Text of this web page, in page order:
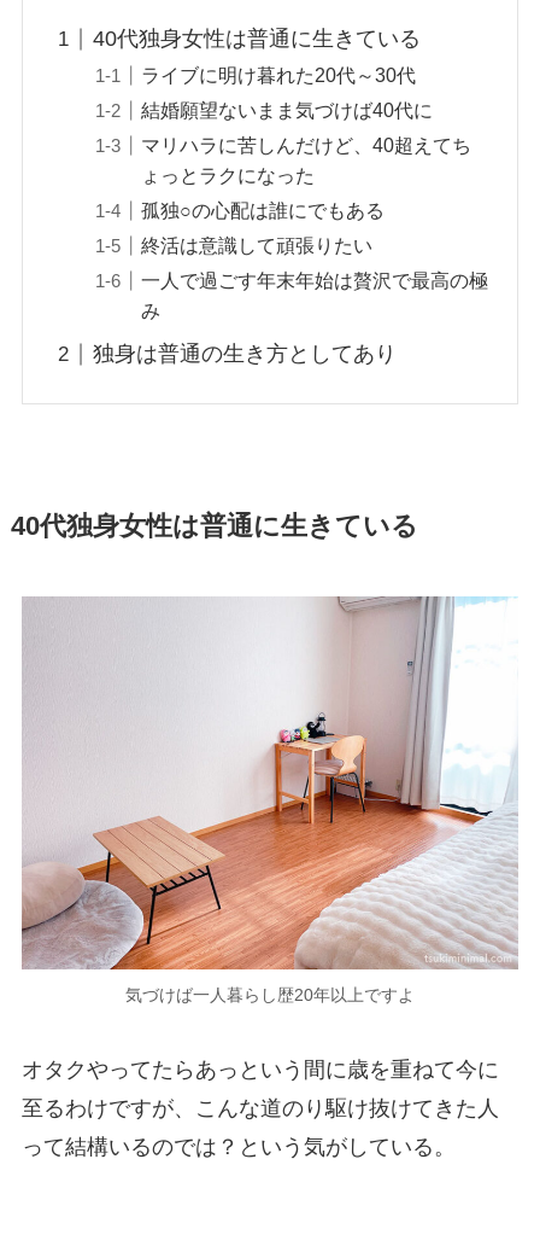
40代独身女性は普通に生きている
ライブに明け暮れた20代～30代
結婚願望ないまま気づけば40代に
マリハラに苦しんだけど、40超えてち
ょっとラクになった
孤独○の心配は誰にでもある
終活は意識して頑張りたい
一人で過ごす年末年始は贅沢で最高の極
み
独身は普通の生き方としてあり
40代独身女性は普通に生きている
気づけば一人暮らし歴20年以上ですよ
オタクやってたらあっという間に歳を重ねて今に
至るわけですが、こんな道のり駆け抜けてきた人
って結構いるのでは？という気がしている。